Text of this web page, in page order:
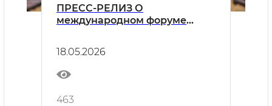
ПРЕСС-РЕЛИЗ О
международном форуме
платформе", впервые
проводимом в Ташкенте
18.05.2026
463